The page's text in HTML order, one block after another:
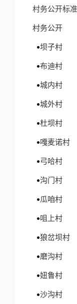
村务公开标
村务公开
坝子村
布迪村
城内村
城外村
杜坝村
嘎麦诺村
弓哈村
沟门村
瓜咱村
咀上村
狼岔坝村
磨沟村
妞鲁村
沙沟村